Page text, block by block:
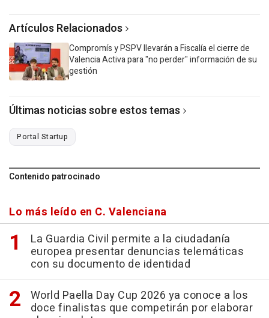
Artículos Relacionados
Compromís y PSPV llevarán a Fiscalía el cierre de
Valencia Activa para "no perder" información de su
gestión
Últimas noticias sobre estos temas
Portal Startup
Contenido patrocinado
Lo más leído en C. Valenciana
La Guardia Civil permite a la ciudadanía
europea presentar denuncias telemáticas
con su documento de identidad
World Paella Day Cup 2026 ya conoce a los
doce finalistas que competirán por elaborar